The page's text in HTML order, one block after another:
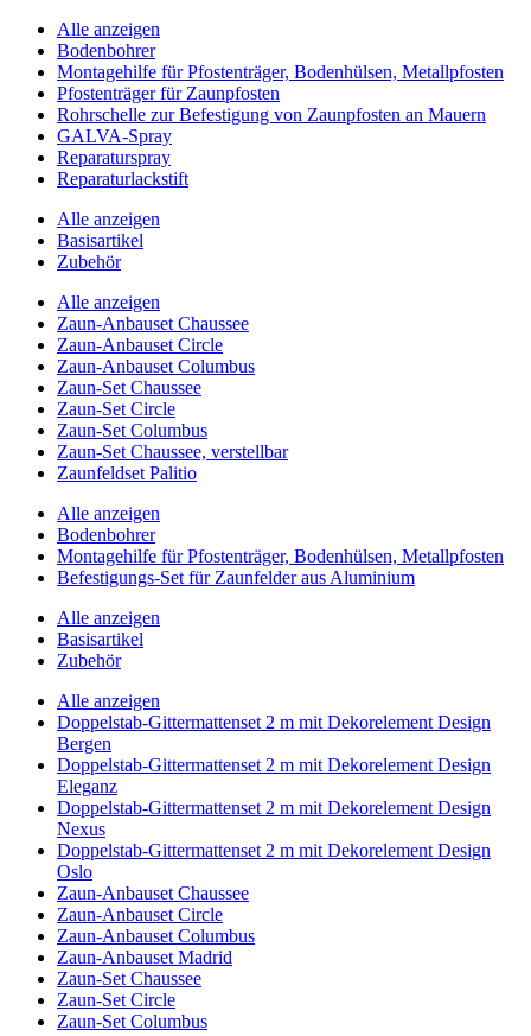
Alle anzeigen
Bodenbohrer
Montagehilfe für Pfostenträger, Bodenhülsen, Metallpfosten
Pfostenträger für Zaunpfosten
Rohrschelle zur Befestigung von Zaunpfosten an Mauern
GALVA-Spray
Reparaturspray
Reparaturlackstift
Alle anzeigen
Basisartikel
Zubehör
Alle anzeigen
Zaun-Anbauset Chaussee
Zaun-Anbauset Circle
Zaun-Anbauset Columbus
Zaun-Set Chaussee
Zaun-Set Circle
Zaun-Set Columbus
Zaun-Set Chaussee, verstellbar
Zaunfeldset Palitio
Alle anzeigen
Bodenbohrer
Montagehilfe für Pfostenträger, Bodenhülsen, Metallpfosten
Befestigungs-Set für Zaunfelder aus Aluminium
Alle anzeigen
Basisartikel
Zubehör
Alle anzeigen
Doppelstab-Gittermattenset 2 m mit Dekorelement Design
Bergen
Doppelstab-Gittermattenset 2 m mit Dekorelement Design
Eleganz
Doppelstab-Gittermattenset 2 m mit Dekorelement Design
Nexus
Doppelstab-Gittermattenset 2 m mit Dekorelement Design
Oslo
Zaun-Anbauset Chaussee
Zaun-Anbauset Circle
Zaun-Anbauset Columbus
Zaun-Anbauset Madrid
Zaun-Set Chaussee
Zaun-Set Circle
Zaun-Set Columbus